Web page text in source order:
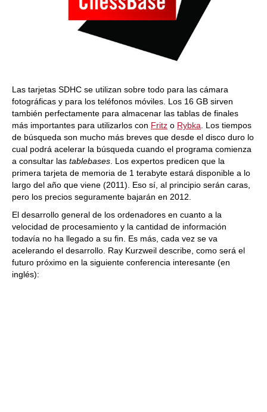
Las tarjetas SDHC se utilizan sobre todo para las cámara
fotográficas y para los teléfonos móviles. Los 16 GB sirven
también perfectamente para almacenar las tablas de finales
más importantes para utilizarlos con Fritz o Rybka . Los tiempos
de búsqueda son mucho más breves que desde el disco duro lo
cual podrá acelerar la búsqueda cuando el programa comienza
a consultar las tablebases . Los expertos predicen que la
primera tarjeta de memoria de 1 terabyte estará disponible a lo
largo del año que viene (2011). Eso sí, al principio serán caras,
pero los precios seguramente bajarán en 2012.
El desarrollo general de los ordenadores en cuanto a la
velocidad de procesamiento y la cantidad de información
todavía no ha llegado a su fin. Es más, cada vez se va
acelerando el desarrollo. Ray Kurzweil describe, como será el
futuro próximo en la siguiente conferencia interesante (en
inglés):